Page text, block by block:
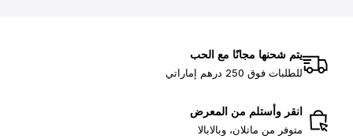
يتم شحنها مجانًا مع الحب
للطلبات فوق 250 درهم إماراتي
انقر وأستلم من المعرض
متوفر من ماتلان، وبالابالا